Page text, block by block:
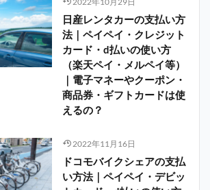
日産レンタカーの支払い方
法｜ペイペイ・クレジット
カード・d払いの使い方
（楽天ペイ・メルペイ等）
｜電子マネーやクーポン・
商品券・ギフトカードは使
えるの？
2022年11月16日
ドコモバイクシェアの支払
い方法｜ペイペイ・デビッ